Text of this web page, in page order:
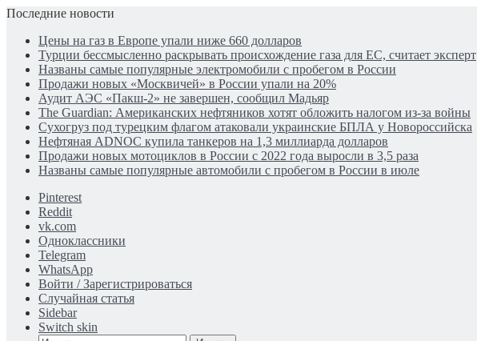
Последние новости
Цены на газ в Европе упали ниже 660 долларов
Турции бессмысленно раскрывать происхождение газа для ЕС, считает эксперт
Названы самые популярные электромобили с пробегом в России
Продажи новых «Москвичей» в России упали на 20%
Аудит АЭС «Пакш-2» не завершен, сообщил Мадьяр
The Guardian: Американских нефтяников хотят обложить налогом из-за войны
Сухогруз под турецким флагом атаковали украинские БПЛА у Новороссийска
Нефтяная ADNOC купила танкеров на 1,3 миллиарда долларов
Продажи новых мотоциклов в России с 2022 года выросли в 3,5 раза
Названы самые популярные автомобили с пробегом в России в июле
Pinterest
Reddit
vk.com
Одноклассники
Telegram
WhatsApp
Войти / Зарегистрироваться
Случайная статья
Sidebar
Switch skin